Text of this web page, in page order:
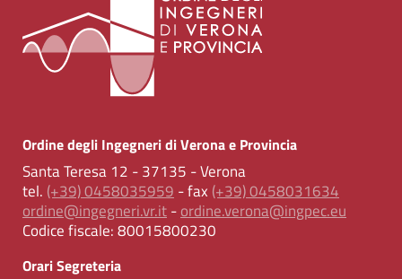
Ordine degli Ingegneri di Verona e Provincia
Santa Teresa 12 - 37135 - Verona
tel. (+39) 0458035959 - fax (+39) 0458031634
ordine@ingegneri.vr.it-ordine.verona@ingpec.eu
Codice fiscale:80015800230
Orari Segreteria